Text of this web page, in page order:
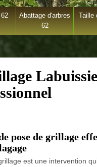
Abattage d'arbres
62
Taille
pose de grillage
est une intervention